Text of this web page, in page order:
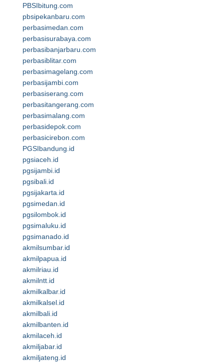
PBSIbitung.com
pbsipekanbaru.com
perbasimedan.com
perbasisurabaya.com
perbasibanjarbaru.com
perbasiblitar.com
perbasimagelang.com
perbasijambi.com
perbasiserang.com
perbasitangerang.com
perbasimalang.com
perbasidepok.com
perbasicirebon.com
PGSIbandung.id
pgsiaceh.id
pgsijambi.id
pgsibali.id
pgsijakarta.id
pgsimedan.id
pgsilombok.id
pgsimaluku.id
pgsimanado.id
akmilsumbar.id
akmilpapua.id
akmilriau.id
akmilntt.id
akmilkalbar.id
akmilkalsel.id
akmilbali.id
akmilbanten.id
akmilaceh.id
akmiljabar.id
akmiljateng.id